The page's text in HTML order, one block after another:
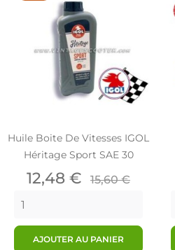
Huile Boite De Vitesses IGOL
Héritage Sport SAE 30
Prix
12,48 € Prix
15,60 €
AJOUTER AU PANIER